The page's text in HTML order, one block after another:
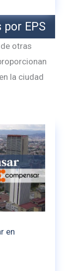
por EPS
otras
la ciudad
en